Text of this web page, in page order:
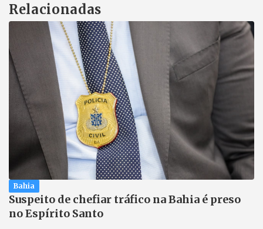
Relacionadas
Bahia
Suspeito de chefiar tráfico na Bahia é preso
no Espírito Santo